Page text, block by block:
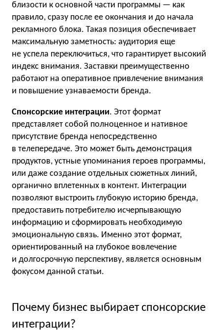
близости к основной части программы — как
правило, сразу после ее окончания и до начала
рекламного блока. Такая позиция обеспечивает
максимальную заметность: аудитория еще
не успела переключиться, что гарантирует высокий
индекс внимания. Заставки преимущественно
работают на оперативное привлечение внимания
и повышение узнаваемости бренда.
Спонсорские интеграции. Этот формат
представляет собой полноценное и нативное
присутствие бренда непосредственно
в телепередаче. Это может быть демонстрация
продуктов, устные упоминания героев программы,
или даже создание отдельных сюжетных линий,
органично вплетенных в контент. Интеграции
позволяют выстроить глубокую историю бренда,
предоставить потребителю исчерпывающую
информацию и сформировать необходимую
эмоциональную связь. Именно этот формат,
ориентированный на глубокое вовлечение
и долгосрочную перспективу, является основным
фокусом данной статьи.
Почему бизнес выбирает спонсорские
интеграции?